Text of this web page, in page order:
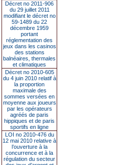
Décret no 2011-906
du 29 juillet 2011
modifiant le décret no
59-1489 du 22
décembre 1959
portant
réglementation des
jeux dans les casinos
des stations
balnéaires, thermales
et climatiques
Décret no 2010-605
du 4 juin 2010 relatif à
la proportion
maximale des
sommes versées en
moyenne aux joueurs
par les opérateurs
agréés de paris
hippiques et de paris
sportifs en ligne
LOI no 2010-476 du
12 mai 2010 relative à
l’ouverture à la
concurrence et à la
régulation du secteur